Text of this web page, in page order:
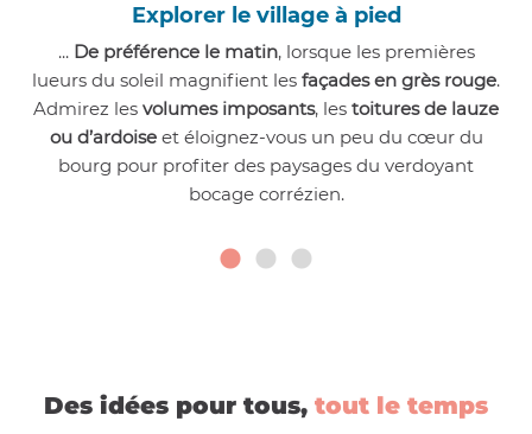
Explorer le village à pied
... De préférence le matin, lorsque les premières
lueurs du soleil magnifient les façades en grès rouge.
Admirez les volumes imposants, les toitures de lauze
ou d’ardoise et éloignez-vous un peu du cœur du
bourg pour profiter des paysages du verdoyant
bocage corrézien.
Des idées pour tous, tout le temps